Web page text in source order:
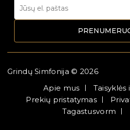
Grindų Simfonija © 2026
Apie mus
Taisyklės
Prekių pristatymas
Tagastusvorm